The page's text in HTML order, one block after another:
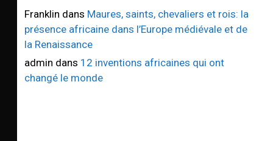
Franklin dans Maures, saints, chevaliers et rois: la
présence africaine dans l’Europe médiévale et de
la Renaissance
admin dans 12 inventions africaines qui ont
changé le monde